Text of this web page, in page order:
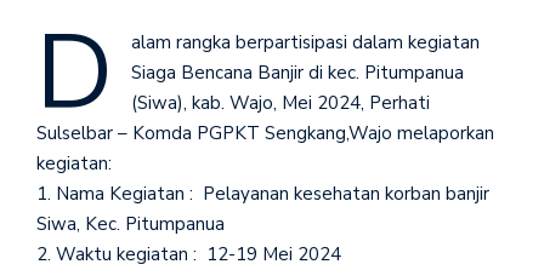
D
alam rangka berpartisipasi dalam kegiatan
Siaga Bencana Banjir di kec. Pitumpanua
(Siwa), kab. Wajo, Mei 2024, Perhati
Sulselbar – Komda PGPKT Sengkang,Wajo melaporkan
kegiatan:
1. Nama Kegiatan : Pelayanan kesehatan korban banjir
Siwa, Kec. Pitumpanua
2. Waktu kegiatan : 12-19 Mei 2024